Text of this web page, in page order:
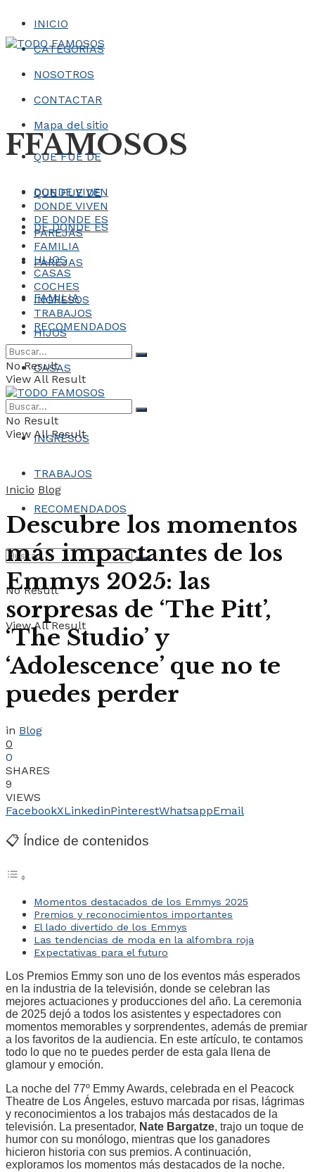
INICIO
CATEGORÍAS
NOSOTROS
CONTACTAR
Mapa del sitio
FFAMOSOS
QUE FUE DE
DONDE VIVEN
DE DONDE ES
PAREJAS
FAMILIA
HIJOS
CASAS
COCHES
INGRESOS
TRABAJOS
RECOMENDADOS
No Result
View All Result
QUE FUE DE
DONDE VIVEN
DE DONDE ES
PAREJAS
FAMILIA
HIJOS
CASAS
COCHES
INGRESOS
TRABAJOS
RECOMENDADOS
No Result
View All Result
No Result
View All Result
Inicio Blog
Descubre los momentos
más impactantes de los
Emmys 2025: las
sorpresas de ‘The Pitt’,
‘The Studio’ y
‘Adolescence’ que no te
puedes perder
in Blog
0
0
SHARES
9
VIEWS
FacebookXLinkedinPinterestWhatsappEmail
📋 Índice de contenidos
Momentos destacados de los Emmys 2025
Premios y reconocimientos importantes
El lado divertido de los Emmys
Las tendencias de moda en la alfombra roja
Expectativas para el futuro
Los Premios Emmy son uno de los eventos más esperados
en la industria de la televisión, donde se celebran las
mejores actuaciones y producciones del año. La ceremonia
de 2025 dejó a todos los asistentes y espectadores con
momentos memorables y sorprendentes, además de premiar
a los favoritos de la audiencia. En este artículo, te contamos
todo lo que no te puedes perder de esta gala llena de
glamour y emoción.
La noche del 77º Emmy Awards, celebrada en el Peacock
Theatre de Los Ángeles, estuvo marcada por risas, lágrimas
y reconocimientos a los trabajos más destacados de la
televisión. La presentador, Nate Bargatze, trajo un toque de
humor con su monólogo, mientras que los ganadores
hicieron historia con sus premios. A continuación,
exploramos los momentos más destacados de la noche.